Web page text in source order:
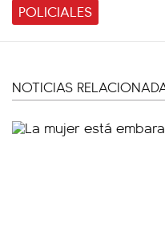
POLICIALES
NOTICIAS